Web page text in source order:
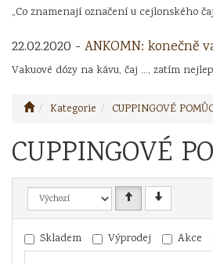
„Co znamenají označení u cejlonského
22.02.2020 - ANKOMN: konečně
Vakuové dózy na kávu, čaj ..., zatím
Kategorie CUPPINGOVÉ
CUPPINGOVÉ
Skladem Výprodej Akce